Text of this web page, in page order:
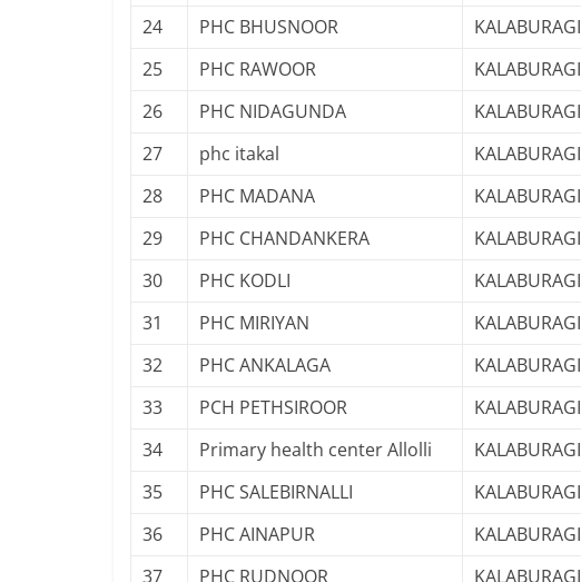
24 PHC BHUSNOOR KALABURAGI
25
PHC RAWOOR KALABURAGI
26
PHC NIDAGUNDA KALABURAGI
27
phc itakal KALABURAGI
28
PHC MADANA KALABURAGI
29
PHC CHANDANKERA KALABURAGI
30
PHC KODLI KALABURAGI
31
PHC MIRIYAN KALABURAGI
32
PHC ANKALAGA KALABURAGI
33
PCH PETHSIROOR KALABURAGI
34
Primary health center Allolli KALABURAGI
35
PHC SALEBIRNALLI KALABURAGI
36
PHC AINAPUR KALABURAGI
37
PHC RUDNOOR KALABURAGI